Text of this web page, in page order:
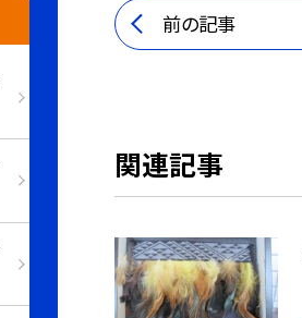
前の記事
関連記事